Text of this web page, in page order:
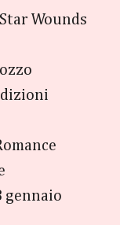
Wounds
gennaio